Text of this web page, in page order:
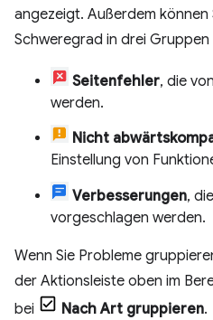
angezeigt. Außerdem können
Schweregrad in drei Gruppen
Seitenfehler, die
werden.
Nicht
Einstellung von
Verbesserungen,
vorgeschlagen werden.
Wenn Sie Probleme
der Aktionsleiste oben im
bei
Nach Art gruppieren.